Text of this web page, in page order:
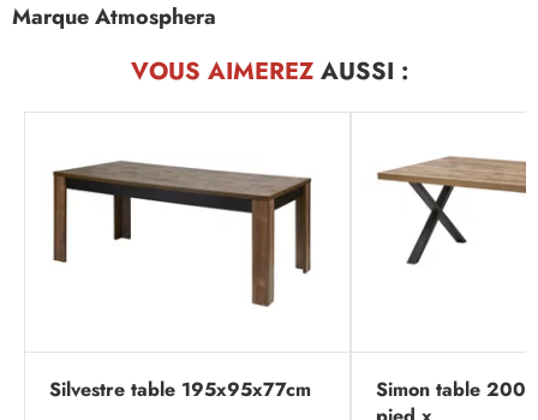
Marque Atmosphera
VOUS AIMEREZAUSSI :
Silvestre table 195x95x77cm
Simon table